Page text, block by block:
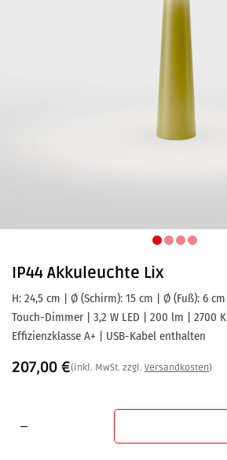
IP44 Akkuleuchte Lix
H: 24,5 cm | Ø (Schirm): 15 cm | Ø (Fuß): 6 cm
Touch-Dimmer | 3,2 W LED | 200 lm | 2700 K
Effizienzklasse A+ | USB-Kabel enthalten
207,00 €(inkl. MwSt. zzgl. Versandkosten)